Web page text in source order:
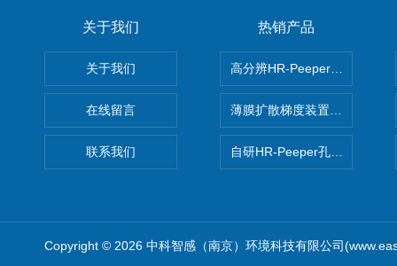
关于我们
关于我们
在线留言
联系我们
热销产品
高分辨HR-Peeper采样器孔隙
薄膜扩散梯度装置 Agl DGT
自研HR-Peeper孔隙水采样器
Copyright © 2026 中科智感（南京）环境科技有限公司